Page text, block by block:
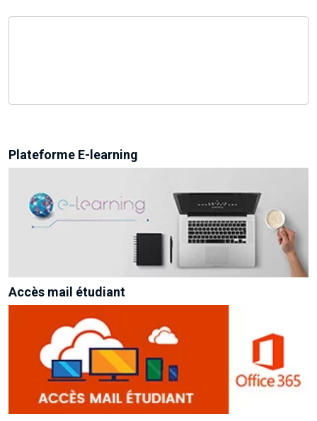
Plateforme E-learning
Accès mail étudiant